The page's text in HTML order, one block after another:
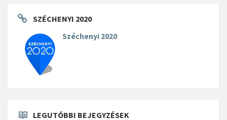
SZÉCHENYI 2020
Széchenyi 2020
LEGUTÓBBI BEJEGYZÉSEK